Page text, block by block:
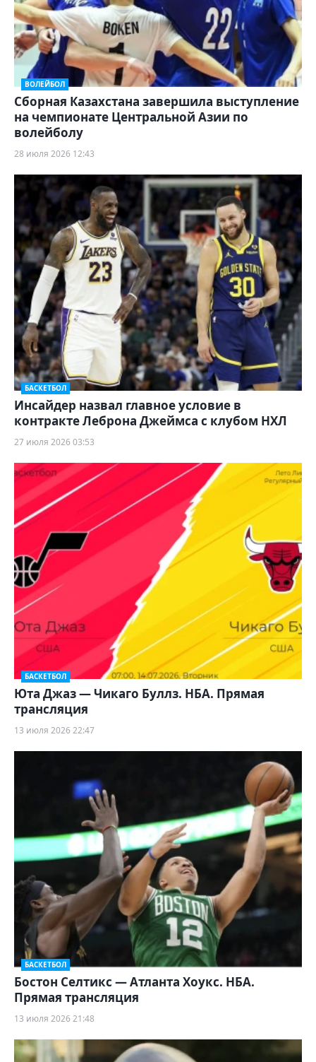
ВОЛЕЙБОЛ
Сборная Казахстана завершила выступление
на чемпионате Центральной Азии по
волейболу
28 июля 2026 12:43
БАСКЕТБОЛ
Инсайдер назвал главное условие в
контракте Леброна Джеймса с клубом НХЛ
27 июля 2026 03:53
БАСКЕТБОЛ
Юта Джаз — Чикаго Буллз. НБА. Прямая
трансляция
13 июля 2026 22:47
БАСКЕТБОЛ
Бостон Селтикс — Атланта Хоукс. НБА.
Прямая трансляция
13 июля 2026 21:48